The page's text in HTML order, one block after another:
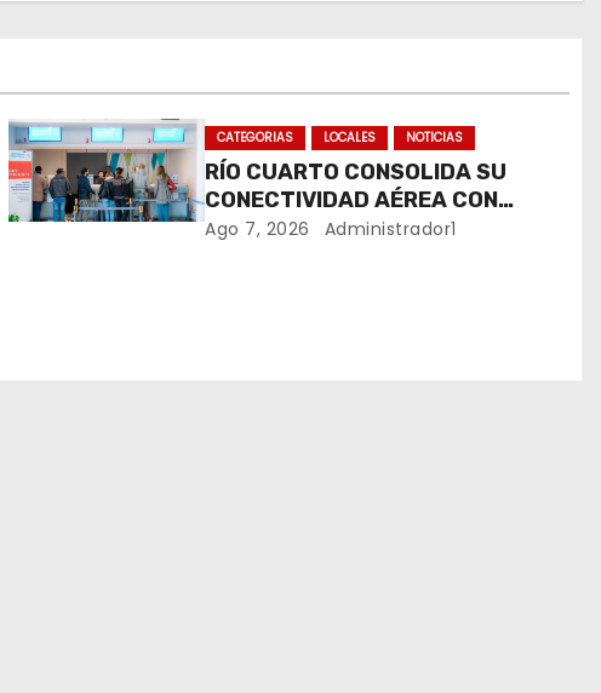
CATEGORIAS LOCALES NOTICIAS
RÍO CUARTO CONSOLIDA SU
CONECTIVIDAD AÉREA CON
CUATRO VUELOS SEMANALES A
Ago 7, 2026 Administrador1